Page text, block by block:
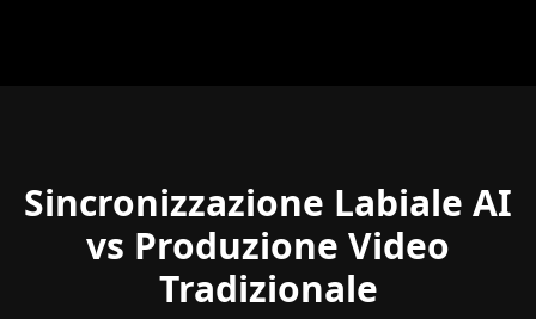
Sincronizzazione Labiale AI
vs Produzione Video
Tradizionale